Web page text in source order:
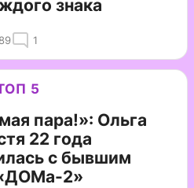
знака
1
5
пара!»: Ольга
22 года
с бывшим
2»